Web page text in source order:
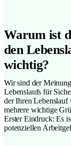
Warum ist
den
wichtig?
Wir sind der
Lebenslaufs für
der Ihren Lebenslauf
mehrere wichtige
Erster Eindruck: Es
potenziellen